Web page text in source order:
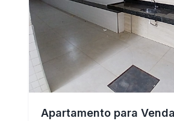
Apartamento para